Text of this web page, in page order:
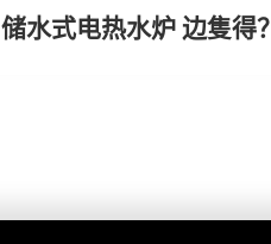
储水式电热水炉 边隻得？